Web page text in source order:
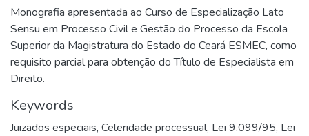
Monografia apresentada ao Curso de Especialização Lato
Sensu em Processo Civil e Gestão do Processo da Escola
Superior da Magistratura do Estado do Ceará ESMEC, como
requisito parcial para obtenção do Título de Especialista em
Direito.
Keywords
Juizados especiais, Celeridade processual, Lei 9.099/95, Lei